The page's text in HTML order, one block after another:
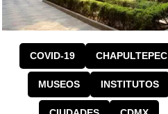
COVID-19 CHAPULTEPEC
MUSEOS INSTITUTOS